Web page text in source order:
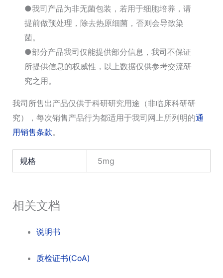
●我司产品为非无菌包装，若用于细胞培养，请
提前做预处理，除去热原细菌，否则会导致染
菌。
●部分产品我司仅能提供部分信息，我司不保证
所提供信息的权威性，以上数据仅供参考交流研
究之用。
我司所售出产品仅供于科研研究用途（非临床科研研
究），每次销售产品行为都适用于我司网上所列明的通
用销售条款。
规格 5mg
相关文档
说明书
质检证书(CoA)